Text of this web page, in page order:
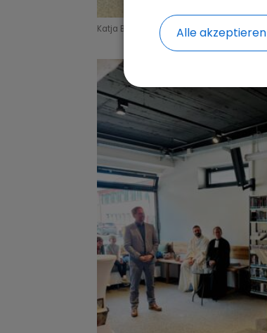
Katja Brandis mit Bürgermeister Magg
Alle akzeptieren